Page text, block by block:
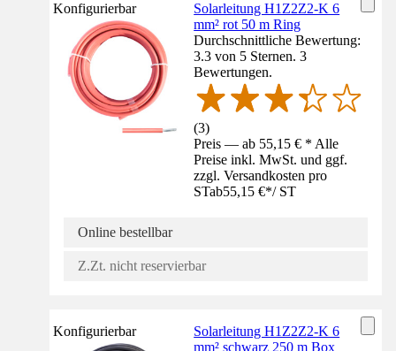
Konfigurierbar
Solarleitung H1Z2Z2-K 6
mm² rot 50 m Ring
Durchschnittliche Bewertung:
3.3 von 5 Sternen. 3
Bewertungen.
(3)
Preis — ab 55,15 € * Alle
Preise inkl. MwSt. und ggf.
zzgl. Versandkosten pro
STab55,15 €*/ ST
Online bestellbar
Z.Zt. nicht reservierbar
Konfigurierbar
Solarleitung H1Z2Z2-K 6
mm² schwarz 250 m Box